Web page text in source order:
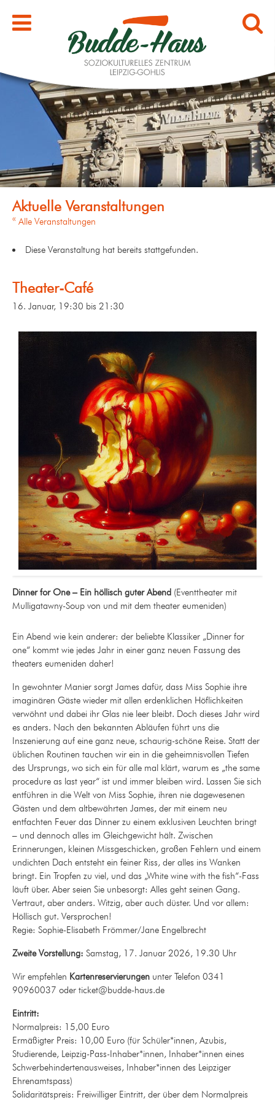
« Alle Veranstaltungen
Diese Veranstaltung hat bereits stattgefunden.
Theater-Café
16. Januar, 19:30 bis 21:30
Dinner for One – Ein höllisch guter Abend (Eventtheater mit
Mulligatawny-Soup von und mit dem theater eumeniden)
Ein Abend wie kein anderer: der beliebte Klassiker „Dinner for
one“ kommt wie jedes Jahr in einer ganz neuen Fassung des
theaters eumeniden daher!
In gewohnter Manier sorgt James dafür, dass Miss Sophie ihre
imaginären Gäste wieder mit allen erdenklichen Höflichkeiten
verwöhnt und dabei ihr Glas nie leer bleibt. Doch dieses Jahr wird
es anders. Nach den bekannten Abläufen führt uns die
Inszenierung auf eine ganz neue, schaurig-schöne Reise. Statt der
üblichen Routinen tauchen wir ein in die geheimnisvollen Tiefen
des Ursprungs, wo sich ein für alle mal klärt, warum es „the same
procedure as last year“ ist und immer bleiben wird. Lassen Sie sich
entführen in die Welt von Miss Sophie, ihren nie dagewesenen
Gästen und dem altbewährten James, der mit einem neu
entfachten Feuer das Dinner zu einem exklusiven Leuchten bringt
– und dennoch alles im Gleichgewicht hält. Zwischen
Erinnerungen, kleinen Missgeschicken, großen Fehlern und einem
undichten Dach entsteht ein feiner Riss, der alles ins Wanken
bringt. Ein Tropfen zu viel, und das „White wine with the fish“-Fass
läuft über. Aber seien Sie unbesorgt: Alles geht seinen Gang.
Vertraut, aber anders. Witzig, aber auch düster. Und vor allem:
Höllisch gut. Versprochen!
Regie: Sophie-Elisabeth Frömmer/Jane Engelbrecht
Zweite Vorstellung: Samstag, 17. Januar 2026, 19.30 Uhr
Wir empfehlen Kartenreservierungen unter Telefon 0341
90960037 oder ticket@budde-haus.de
Eintritt:
Normalpreis: 15,00 Euro
Ermäßigter Preis: 10,00 Euro (für Schüler*innen, Azubis,
Studierende, Leipzig-Pass-Inhaber*innen, Inhaber*innen eines
Schwerbehindertenausweises, Inhaber*innen des Leipziger
Ehrenamtspass)
Solidaritätspreis: Freiwilliger Eintritt, der über dem Normalpreis